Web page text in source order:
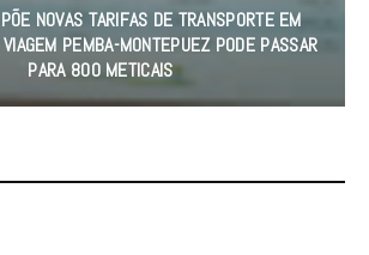
BISPO EMÉRITO DE XAI-XAI, CARDEAL
DOM JÚLIO DUARTE LANGA